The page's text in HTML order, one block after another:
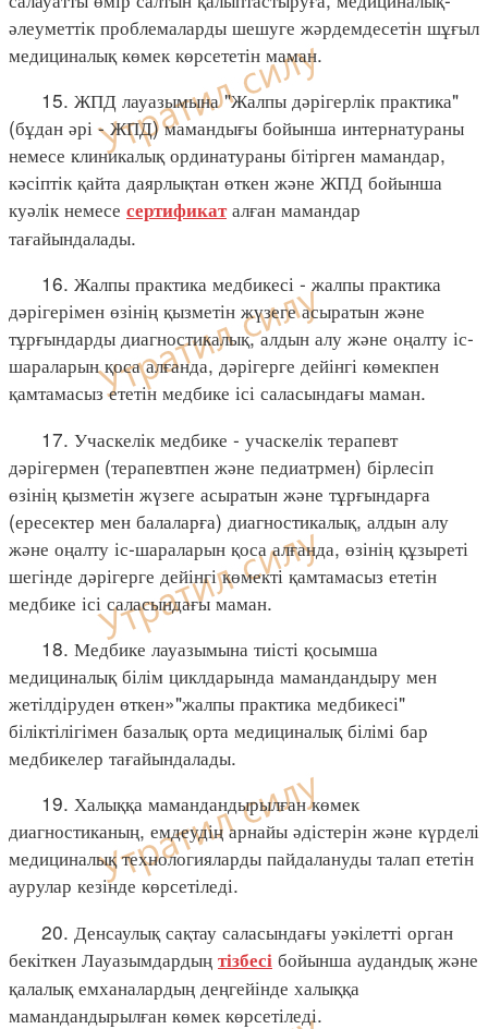
әлеуметтік проблемаларды шешуге жәрдемдесетін шұғыл
медициналық көмек көрсететін маман.
15. ЖПД лауазымына "Жалпы дәрігерлік практика"
(бұдан әрі - ЖПД) мамандығы бойынша интернатураны
немесе клиникалық ординатураны бітірген мамандар,
кәсіптік қайта даярлықтан өткен және ЖПД бойынша
куәлік немесе сертификаталған мамандар
тағайындалады.
16. Жалпы практика медбикесі - жалпы практика
дәрігерімен өзінің қызметін жүзеге асыратын және
тұрғындарды диагностикалық, алдын алу және оңалту іс-
шараларын қоса алғанда, дәрігерге дейінгі көмекпен
қамтамасыз ететін медбике ісі саласындағы маман.
17. Учаскелік медбике - учаскелік терапевт
дәрігермен (терапевтпен және педиатрмен) бірлесіп
өзінің қызметін жүзеге асыратын және тұрғындарға
(ересектер мен балаларға) диагностикалық, алдын алу
және оңалту іс-шараларын қоса алғанда, өзінің құзыреті
шегінде дәрігерге дейінгі көмекті қамтамасыз ететін
медбике ісі саласындағы маман.
18. Медбике лауазымына тиісті қосымша
медициналық білім циклдарында мамандандыру мен
жетілдіруден өткен»"жалпы практика медбикесі"
біліктілігімен базалық орта медициналық білімі бар
медбикелер тағайындалады.
19. Халыққа мамандандырылған көмек
диагностиканың, емдеудің арнайы әдістерін және күрделі
медициналық технологияларды пайдалануды талап ететін
аурулар кезінде көрсетіледі.
20. Денсаулық сақтау саласындағы уәкілетті орган
бекіткен Лауазымдардың тізбесі бойынша аудандық және
қалалық емханалардың деңгейінде халыққа
мамандандырылған көмек көрсетіледі.